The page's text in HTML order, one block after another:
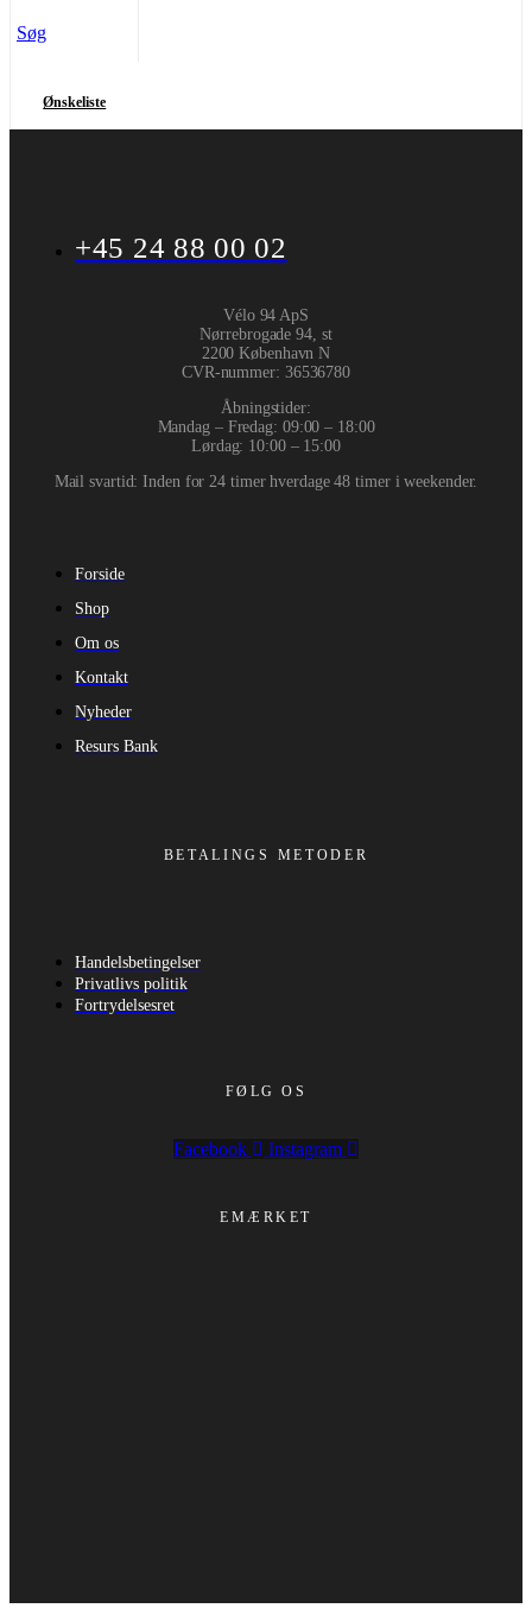
Søg
Ønskeliste
+45 24 88 00 02
Vélo 94 ApS
Nørrebrogade 94, st
2200 København N
CVR-nummer: 36536780
Åbningstider:
Mandag – Fredag: 09:00 – 18:00
Lørdag: 10:00 – 15:00
Mail svartid: Inden for 24 timer hverdage 48 timer i weekender.
Forside
Shop
Om os
Kontakt
Nyheder
Resurs Bank
BETALINGS METODER
Handelsbetingelser
Privatlivs politik
Fortrydelsesret
FØLG OS
Facebook Instagram
EMÆRKET